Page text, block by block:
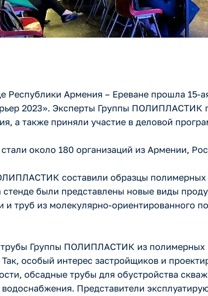
Республики Армения – Ереване прошла 15-
2023». Эксперты Группы
а также приняли участие в деловой
около 180 организаций из Армении,
составили образцы полимерных
стенде были представлены новые виды
и труб из молекулярно-ориентированного
Группы ПОЛИПЛАСТИК из полимерных
Так, особый интерес застройщиков и
обсадные трубы для обустройства
водоснабжения. Представители